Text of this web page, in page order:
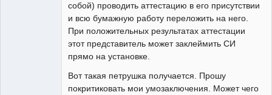
собой) проводить аттестацию в его присутствии
и всю бумажную работу переложить на него.
При положительных результатах аттестации
этот представитель может заклеймить СИ
прямо на установке.
Вот такая петрушка получается. Прошу
покритиковать мои умозаключения. Может чего